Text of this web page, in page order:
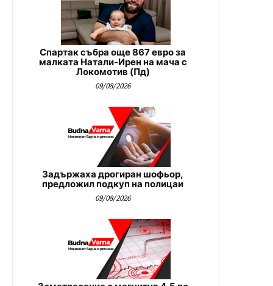
Спартак събра още 867 евро за
малката Натали-Ирен на мача с
Локомотив (Пд)
09/08/2026
Задържаха дрогиран шофьор,
предложил подкуп на полицаи
09/08/2026